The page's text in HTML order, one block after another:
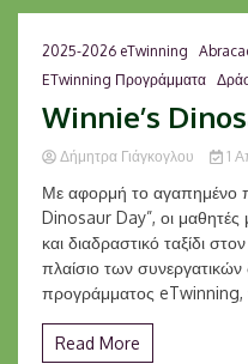
2025-2026 eTwinning
ETwinning Προγράμματα
Winnie’s
Δήμητρα Γιάγκογλου 1
Με αφορμή το αγαπημένο
Dinosaur Day”, οι μαθητές
και διαδραστικό ταξίδι
πλαίσιο των
προγράμματος eTwinning,
Read More